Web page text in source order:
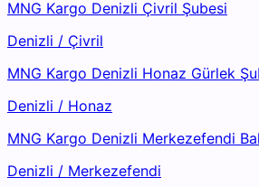
MNG Kargo Denizli Çivril Şubesi
Denizli / Çivril
MNG Kargo Denizli Honaz Gürlek
Denizli / Honaz
MNG Kargo Denizli Merkezefendi
Denizli / Merkezefendi